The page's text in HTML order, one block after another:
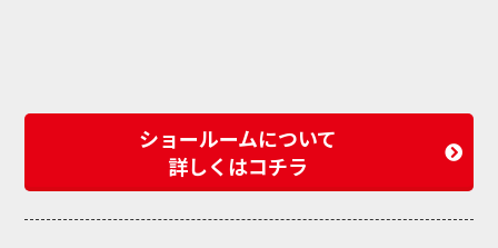
ショールームについて
詳しくはコチラ